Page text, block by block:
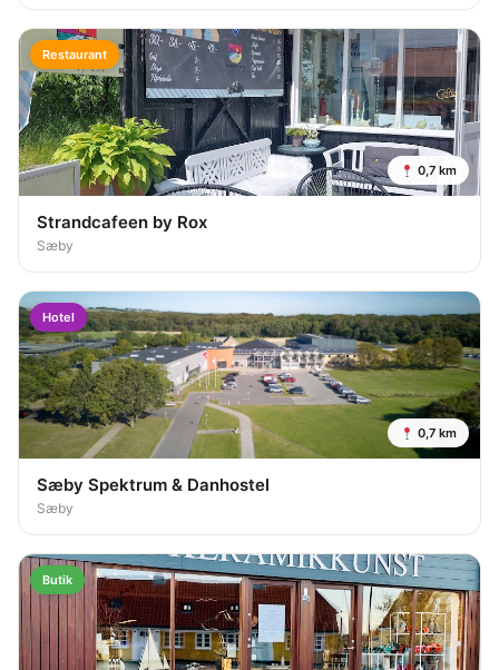
Restaurant
0,7 km
Strandcafeen by Rox
Sæby
Hotel
0,7 km
Sæby Spektrum & Danhostel
Sæby
Butik